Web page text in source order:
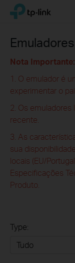
Click
navigation
TP-Link, Reliably
Nota Importante:
1. O emulador é
experimentar o
2. Os
recente.
3. As
sua
locais (EU/
Especificações
Produto.
Type: